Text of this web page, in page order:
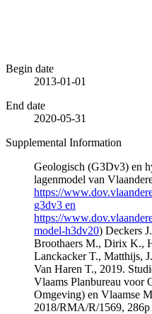
Begin date
2013-01-01
End date
2020-05-31
Supplemental Information
Geologisch (G3Dv3) en
lagenmodel van
https://
g3dv3 en
https://
model-h3dv20) Deckers
Broothaers M., Dirix K.,
Lanckacker T., Matthijs,
Van Haren T., 2019.
Vlaams Planbureau voor
Omgeving) en Vlaamse
2018/RMA/R/1569, 286p